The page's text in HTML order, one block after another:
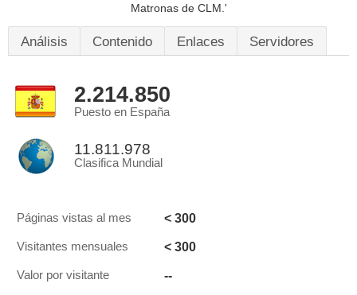
Matronas de CLM.'
Análisis Contenido Enlaces Servidores
2.214.850
Puesto en España
11.811.978
Clasifica Mundial
Páginas vistas al mes < 300
Visitantes mensuales < 300
Valor por visitante --